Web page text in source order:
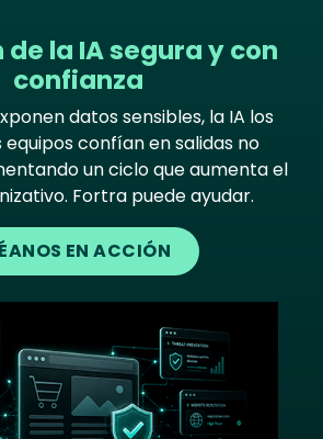
la IA segura y con
confianza
datos sensibles, la IA los
equipos confían en salidas no
un ciclo que aumenta el
Fortra puede ayudar.
EN ACCIÓN